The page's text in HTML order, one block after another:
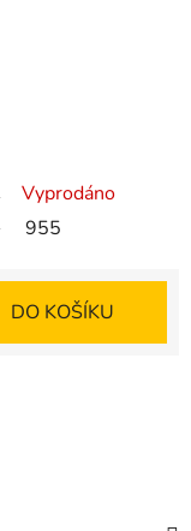
Vyprodáno
955
DO KOŠÍKU